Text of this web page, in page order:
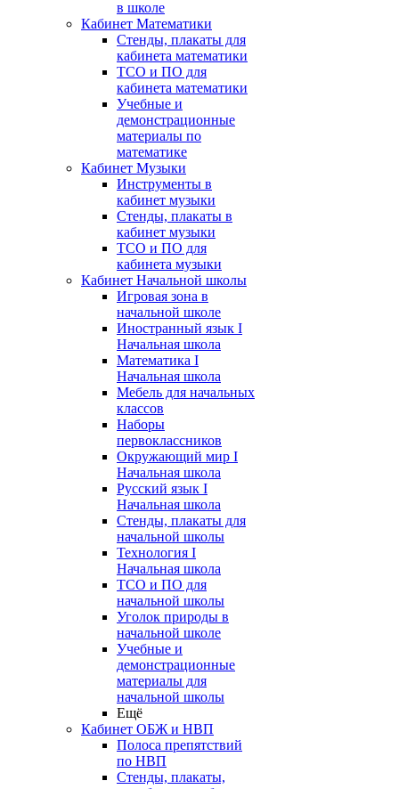
в школе
Кабинет Математики
Стенды, плакаты для
кабинета математики
ТСО и ПО для
кабинета математики
Учебные и
демонстрационные
материалы по
математике
Кабинет Музыки
Инструменты в
кабинет музыки
Стенды, плакаты в
кабинет музыки
ТСО и ПО для
кабинета музыки
Кабинет Начальной школы
Игровая зона в
начальной школе
Иностранный язык I
Начальная школа
Математика I
Начальная школа
Мебель для начальных
классов
Наборы
первоклассников
Окружающий мир I
Начальная школа
Русский язык I
Начальная школа
Стенды, плакаты для
начальной школы
Технология I
Начальная школа
ТСО и ПО для
начальной школы
Уголок природы в
начальной школе
Учебные и
демонстрационные
материалы для
начальной школы
Ещё
Кабинет ОБЖ и НВП
Полоса препятствий
по НВП
Стенды, плакаты,